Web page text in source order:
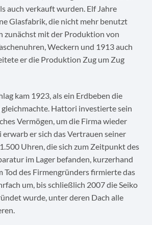
auch verkauft wurden. Elf Jahre
Glasfabrik, die nicht mehr benutzt
zunächst mit der Produktion von
Weckern und 1913 auch
er die Produktion Zug um Zug
kam 1923, als ein Erdbeben die
gleichmachte. Hattori investierte sein
Vermögen, um die Firma wieder
erwarb er sich das Vertrauen seiner
Uhren, die sich zum Zeitpunkt des
im Lager befanden, kurzerhand
Tod des Firmengründers firmierte das
um, bis schließlich 2007 die Seiko
wurde, unter deren Dach alle